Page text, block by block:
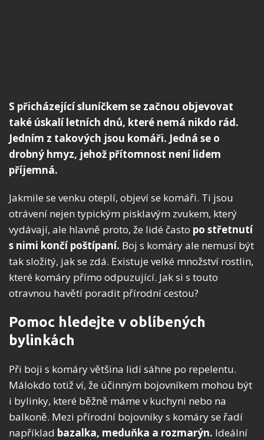
S přicházející sluníčkem se začnou objevovat
také úskalí letních dnů, které nemá nikdo rád.
Jedním z takových jsou komáři. Jedná se o
drobný hmyz, jehož přítomnost není lidem
příjemná.
Jakmile se venku oteplí, objeví se komáři. Ti jsou
otrávení nejen typickým pisklavým zvukem, který
vydávají, ale hlavně proto, že lidé často po střetnutí
s nimi končí poštípaní. Boj s komáry ale nemusí být
tak složitý, jak se zdá. Existuje velké množství rostlin,
které komáry přímo odpuzující. Jak si s touto
otravnou havětí poradit přírodní cestou?
Pomoc hledejte v oblíbených
bylinkách
Při boji s komáry většina lidí sáhne po repelentu.
Málokdo totiž ví, že účinným bojovníkem mohou být
i bylinky, které běžně máme v kuchyni nebo na
balkoně. Mezi přírodní bojovníky s komáry se řadí
například bazalka, meduňka a rozmarýn. Ideální